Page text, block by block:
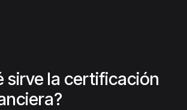
sirve la certificación